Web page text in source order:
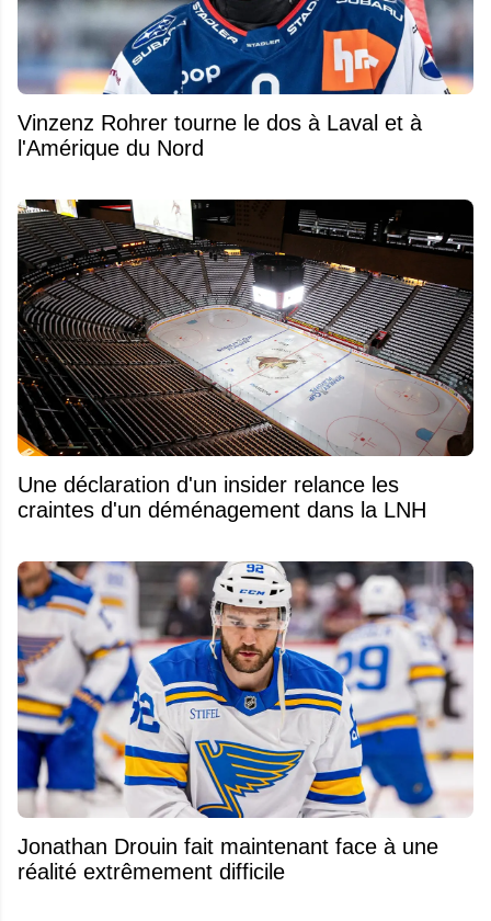
Vinzenz Rohrer tourne le dos à Laval et à
l'Amérique du Nord
Une déclaration d'un insider relance les
craintes d'un déménagement dans la LNH
Jonathan Drouin fait maintenant face à une
réalité extrêmement difficile